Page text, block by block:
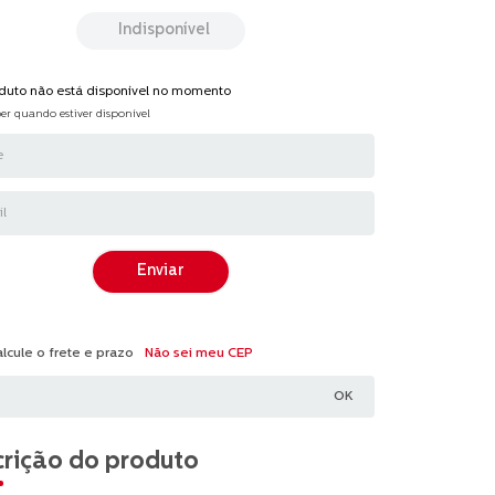
Indisponível
não está disponível no momento
quando estiver disponível
Enviar
Não sei meu CEP
do produto